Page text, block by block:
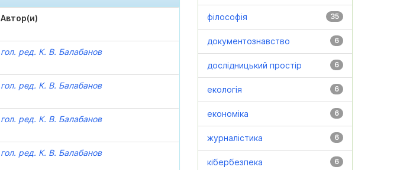
Автор(и)
гол. ред. К. В. Балабанов
гол. ред. К. В. Балабанов
гол. ред. К. В. Балабанов
гол. ред. К. В. Балабанов
35
філософія
6
документознавство
6
дослідницький простір
6
екологія
6
економіка
6
журналістика
6
кібербезпека